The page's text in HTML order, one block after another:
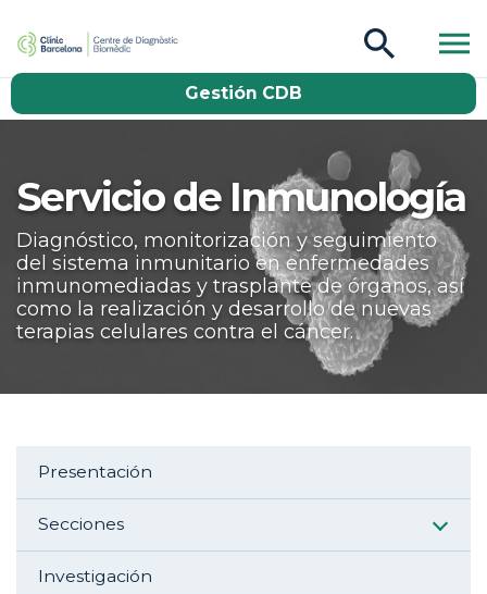
Gestión CDB
Servicio de Inmunología
Diagnóstico, monitorización y seguimiento
del sistema inmunitario en enfermedades
inmunomediadas y trasplante de órganos, así
como la realización y desarrollo de nuevas
terapias celulares contra el cáncer.
Aside navigation
Presentación
Secciones
Investigación